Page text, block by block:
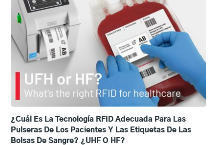
¿Cuál Es La Tecnología RFID Adecuada Para Las
Pulseras De Los Pacientes Y Las Etiquetas De Las
Bolsas De Sangre? ¿UHF O HF?